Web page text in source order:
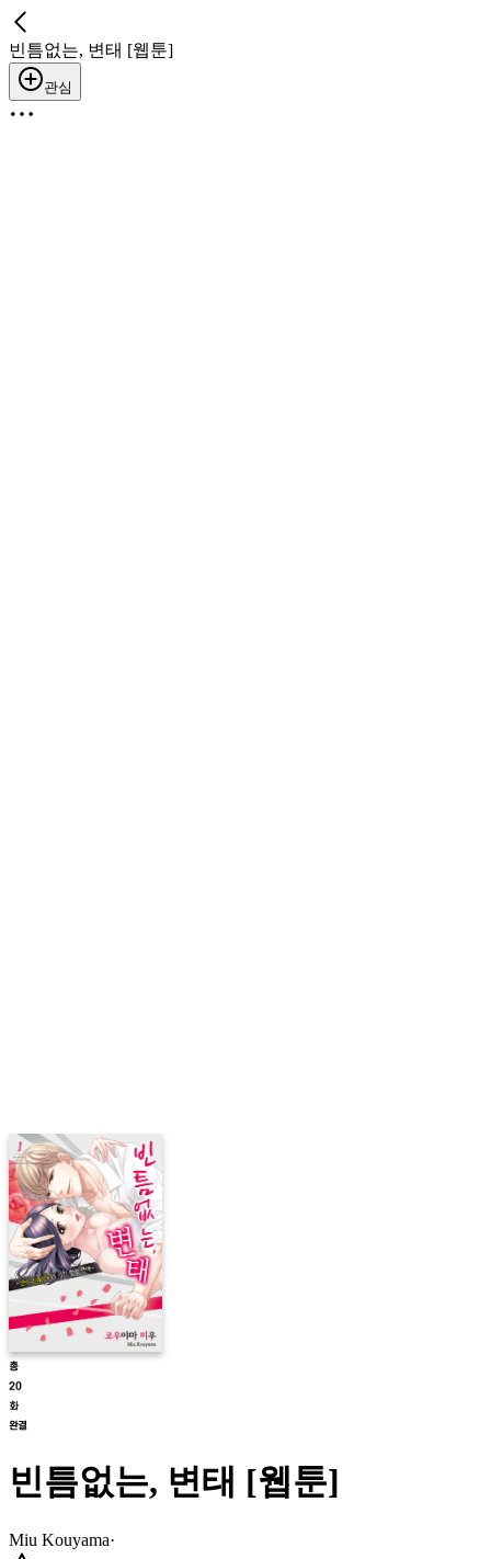
빈틈없는, 변태 [웹툰]
관심
빈틈없는, 변태 [웹툰]
Miu Kouyama·